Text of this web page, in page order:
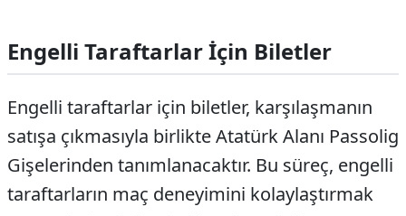
Engelli Taraftarlar İçin Biletler
Engelli taraftarlar için biletler, karşılaşmanın
satışa çıkmasıyla birlikte Atatürk Alanı Passolig
Gişelerinden tanımlanacaktır. Bu süreç, engelli
taraftarların maç deneyimini kolaylaştırmak